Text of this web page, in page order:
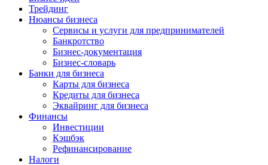
Трейдинг
Нюансы бизнеса
Сервисы и услуги для предпринимателей
Банкротство
Бизнес-документация
Бизнес-словарь
Банки для бизнеса
Карты для бизнеса
Кредиты для бизнеса
Эквайринг для бизнеса
Финансы
Инвестиции
Кэшбэк
Рефинансирование
Налоги